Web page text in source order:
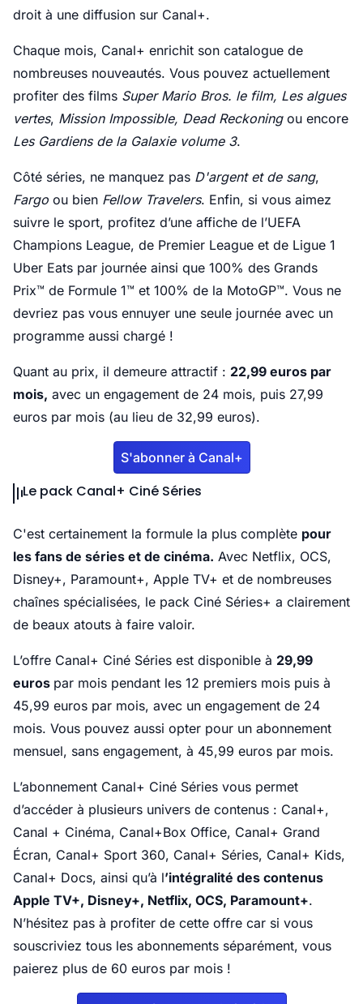
droit à une diffusion sur Canal+.
Chaque mois, Canal+ enrichit son catalogue de
nombreuses nouveautés. Vous pouvez actuellement
profiter des films Super Mario Bros. le film, Les algues
vertes, Mission Impossible, Dead Reckoning ou encore
Les Gardiens de la Galaxie volume 3.
Côté séries, ne manquez pas D'argent et de sang,
Fargo ou bien Fellow Travelers. Enfin, si vous aimez
suivre le sport, profitez d’une affiche de l’UEFA
Champions League, de Premier League et de Ligue 1
Uber Eats par journée ainsi que 100% des Grands
Prix™ de Formule 1™ et 100% de la MotoGP™. Vous ne
devriez pas vous ennuyer une seule journée avec un
programme aussi chargé !
Quant au prix, il demeure attractif : 22,99 euros par
mois, avec un engagement de 24 mois, puis 27,99
euros par mois (au lieu de 32,99 euros).
S'abonner à Canal+
Le pack Canal+ Ciné Séries
C'est certainement la formule la plus complète pour
les fans de séries et de cinéma. Avec Netflix, OCS,
Disney+, Paramount+, Apple TV+ et de nombreuses
chaînes spécialisées, le pack Ciné Séries+ a clairement
de beaux atouts à faire valoir.
L’offre Canal+ Ciné Séries est disponible à 29,99
euros par mois pendant les 12 premiers mois puis à
45,99 euros par mois, avec un engagement de 24
mois. Vous pouvez aussi opter pour un abonnement
mensuel, sans engagement, à 45,99 euros par mois.
L’abonnement Canal+ Ciné Séries vous permet
d’accéder à plusieurs univers de contenus : Canal+,
Canal + Cinéma, Canal+Box Office, Canal+ Grand
Écran, Canal+ Sport 360, Canal+ Séries, Canal+ Kids,
Canal+ Docs, ainsi qu’à l’intégralité des contenus
Apple TV+, Disney+, Netflix, OCS, Paramount+.
N’hésitez pas à profiter de cette offre car si vous
souscriviez tous les abonnements séparément, vous
paierez plus de 60 euros par mois !